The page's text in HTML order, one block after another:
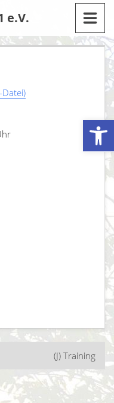
Werkzeugleiste öffnen
e.V.
(J) Training